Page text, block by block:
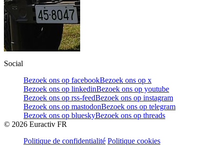
Social
Bezoek ons op facebookBezoek ons op x
Bezoek ons op linkedinBezoek ons op youtube
Bezoek ons op rss-feedBezoek ons op instagram
Bezoek ons op mastodonBezoek ons op telegram
Bezoek ons op blueskyBezoek ons op threads
© 2026 Euractiv FR
Politique de confidentialité Politique cookies